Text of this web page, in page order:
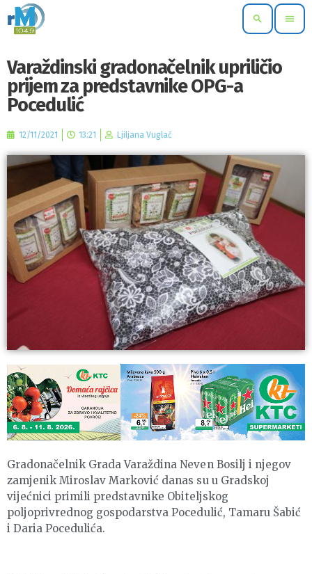
search menu
Varaždinski gradonačelnik upriličio
prijem za predstavnike OPG-a
Pocedulić
12/11/2021 13:21 Ljiljana Vuglač
Gradonačelnik Grada Varaždina Neven Bosilj i njegov
zamjenik Miroslav Marković danas su u Gradskoj
vijećnici primili predstavnike Obiteljskog
poljoprivrednog gospodarstva Pocedulić, Tamaru Šabić
i Daria Pocedulića.